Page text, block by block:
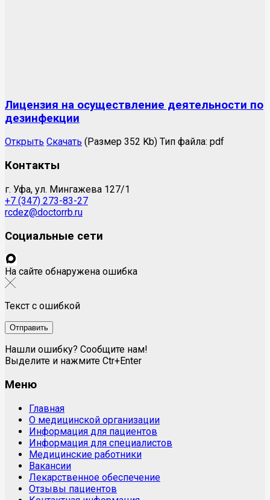
Лицензия на осуществление деятельности по
дезинфекции
Открыть Скачать (Размер 352 Kb) Тип файла: pdf
Контакты
г. Уфа, ул. Мингажева 127/1
+7 (347) 273-83-27
rcdez@doctorrb.ru
Социальные сети
На сайте обнаружена ошибка
Текст с ошибкой
Нашли ошибку? Сообщите нам!
Выделите и нажмите Ctr+Enter
Меню
Главная
О медицинской организации
Информация для пациентов
Информация для специалистов
Медицинские работники
Вакансии
Лекарственное обеспечение
Отзывы пациентов